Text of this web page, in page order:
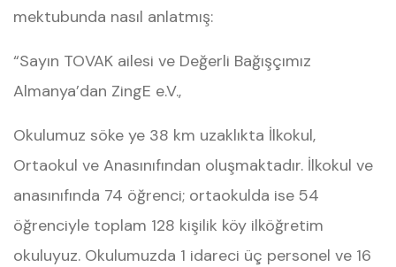
mektubunda nasıl anlatmış:
“Sayın TOVAK ailesi ve Değerli Bağışçımız
Almanya’dan ZingE e.V.,
Okulumuz söke ye 38 km uzaklıkta İlkokul,
Ortaokul ve Anasınıfından oluşmaktadır. İlkokul ve
anasınıfında 74 öğrenci; ortaokulda ise 54
öğrenciyle toplam 128 kişilik köy ilköğretim
okuluyuz. Okulumuzda 1 idareci üç personel ve 16